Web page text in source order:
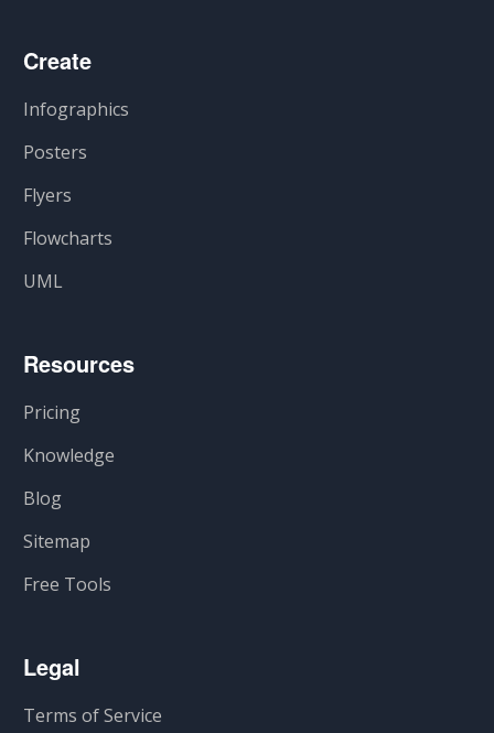
Create
Infographics
Posters
Flyers
Flowcharts
UML
Resources
Pricing
Knowledge
Blog
Sitemap
Free Tools
Legal
Terms of Service